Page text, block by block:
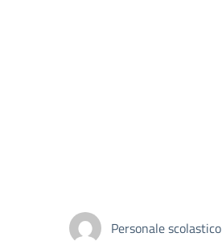
Personale scolastico